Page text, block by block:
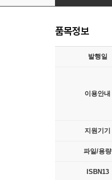
품목정보
발행일
이용안내
지원기기
파일/용량
ISBN13